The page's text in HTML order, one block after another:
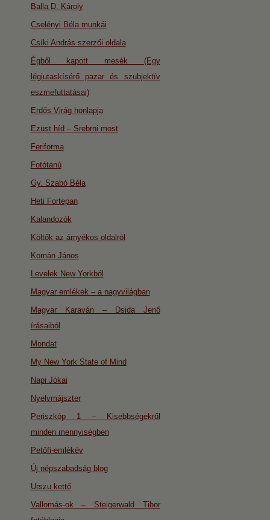
Balla D. Károly
Cselényi Béla munkái
Csíki András szerzői oldala
Égből kapott mesék (Egy
légiutaskísérő pazar és szubjektív
eszmefuttatásai)
Erdős Virág honlapja
Ezüst híd – Srebrni most
Feriforma
Fotótanú
Gy. Szabó Béla
Heti Fortepan
Kalandozók
Költők az árnyékos oldalról
Komán János
Levelek New Yorkból
Magyar emlékek – a nagyvilágban
Magyar Karaván – Dsida Jenő
írásaiból
Mondat
My New York State of Mind
Napi Jókai
Nyelvmájszter
Periszkóp 1 – Kisebbségekről
minden mennyiségben
Petőfi-emlékév
Új népszabadság blog
Urszu kettő
Vallomás-ok – Steigerwald Tibor